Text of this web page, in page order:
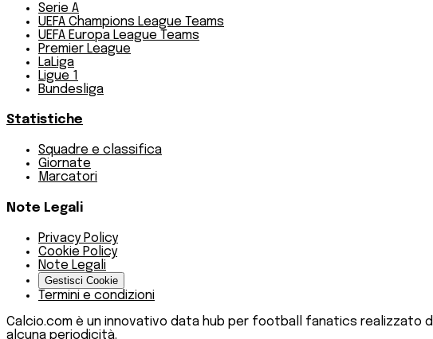
Serie A
UEFA Champions League Teams
UEFA Europa League Teams
Premier League
LaLiga
Ligue 1
Bundesliga
Statistiche
Squadre e classifica
Giornate
Marcatori
Note Legali
Privacy Policy
Cookie Policy
Note Legali
Gestisci Cookie
Termini e condizioni
Calcio.com è un innovativo data hub per football fanatics realizzato
alcuna periodicità.